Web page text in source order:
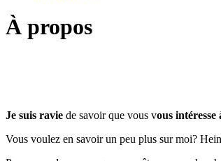
À propos
Je suis ravie de savoir que vous vous
Vous voulez en savoir un peu plus sur moi?